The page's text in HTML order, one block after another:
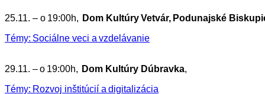
25.11. – o 19:00h, Dom Kultúry Vetvár, Podunajské
Témy: Sociálne veci a vzdelávanie
29.11. – o 19:00h, Dom Kultúry Dúbravka,
Témy: Rozvoj inštitúcií a digitalizácia